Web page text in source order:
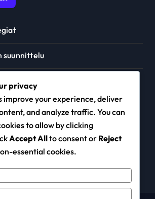
suunnittelu
art.com
privacy
improve your experience, deliver
and analyze traffic. You can
to allow by clicking
Accept Allto consent or Reject
essential cookies.